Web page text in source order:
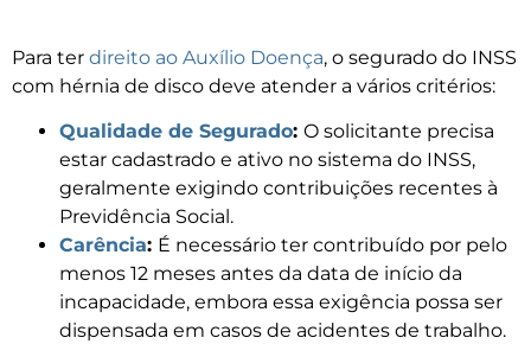
Para ter direito ao Auxílio Doença, o segurado do INSS
com hérnia de disco deve atender a vários critérios:
Qualidade de Segurado: O solicitante precisa
estar cadastrado e ativo no sistema do INSS,
geralmente exigindo contribuições recentes à
Previdência Social.
Carência: É necessário ter contribuído por pelo
menos 12 meses antes da data de início da
incapacidade, embora essa exigência possa ser
dispensada em casos de acidentes de trabalho.